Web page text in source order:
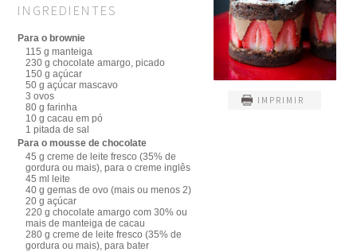
IMPRIMIR
INGREDIENTES
Para o brownie
115 g manteiga
230 g chocolate amargo, picado
150 g açúcar
50 g açúcar mascavo
3 ovos
80 g farinha
10 g cacau em pó
1 pitada de sal
Para o mousse de chocolate
45 g creme de leite fresco (35% de
gordura ou mais), para o creme inglês
45 ml leite
40 g gemas de ovo (mais ou menos 2)
20 g açúcar
220 g chocolate amargo com 30% ou
mais de manteiga de cacau
280 g creme de leite fresco (35% de
gordura ou mais), para bater